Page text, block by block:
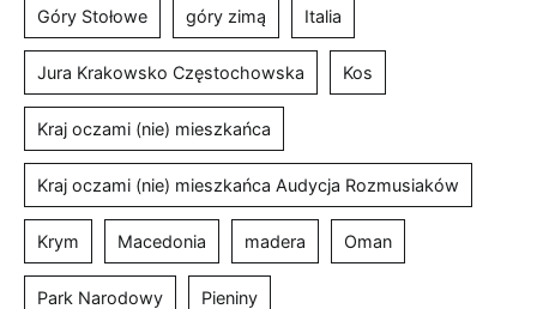
Góry Stołowe góry zimą Italia
Jura Krakowsko Częstochowska Kos
Kraj oczami (nie) mieszkańca
Kraj oczami (nie) mieszkańca Audycja Rozmusiaków
Krym Macedonia madera Oman
Park Narodowy Pieniny